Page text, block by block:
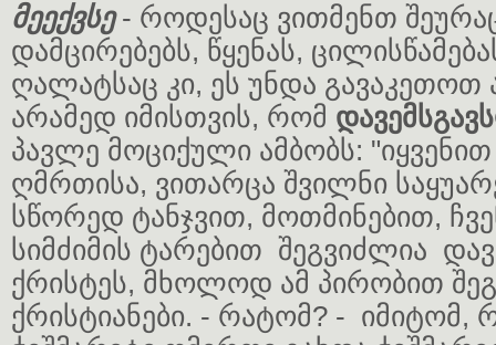
მეექვსე- როდესაც ვითმენთ
დამცირებებს, წყენას,
ღალატსაც კი, ეს უნდა
არამედ იმისთვის, რომ
პავლე მოციქული ამბობს: "იყვენით
ღმრთისა, ვითარცა შვილნი
სწორედ ტანჯვით, მოთმინებით,
სიმძიმის ტარებით შეგვიძლია
ქრისტეს, მხოლოდ ამ პირობით
ქრისტიანები. - რატომ? - იმიტომ,